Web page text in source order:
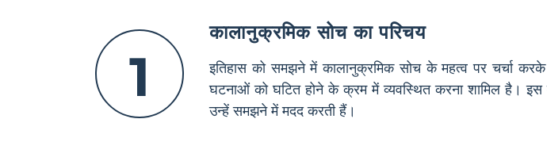
1
कालानुक्रमिक सोच का परिचय
इतिहास को समझने में कालानुक्रमिक सोच के महत्व पर चर्चा
घटनाओं को घटित होने के क्रम में व्यवस्थित करना शामिल है।
उन्हें समझने में मदद करती हैं।